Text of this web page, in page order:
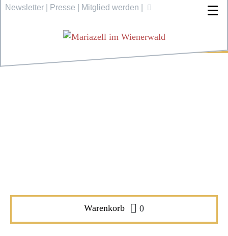
Newsletter Presse Mitglied werden
Warenkorb 0